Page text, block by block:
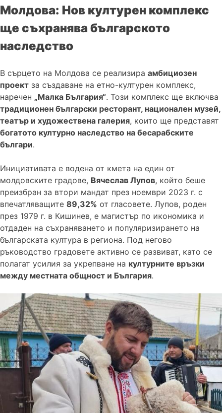
Молдова: Нов културен комплекс
ще съхранява българското
наследство
В сърцето на Молдова се реализира амбициозен
проект за създаване на етно-културен комплекс,
наречен „Малка България“. Този комплекс ще включва
традиционен български ресторант, национален музей,
театър и художествена галерия, които ще представят
богатото културно наследство на бесарабските
българи.
Инициативата е водена от кмета на един от
молдовските градове, Вячеслав Лупов, който беше
преизбран за втори мандат през ноември 2023 г. с
впечатляващите 89,32% от гласовете. Лупов, роден
през 1979 г. в Кишинев, е магистър по икономика и
отдаден на съхраняването и популяризирането на
българската култура в региона. Под негово
ръководство градовете активно се развиват, като се
полагат усилия за укрепване на културните връзки
между местната общност и България.